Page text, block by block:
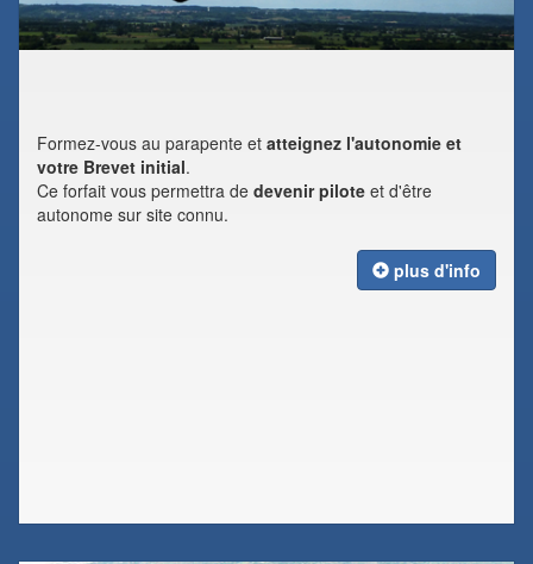
Formez-vous au parapente et atteignez l'autonomie et
votre Brevet initial.
Ce forfait vous permettra de devenir pilote et d'être
autonome sur site connu.
plus d'info